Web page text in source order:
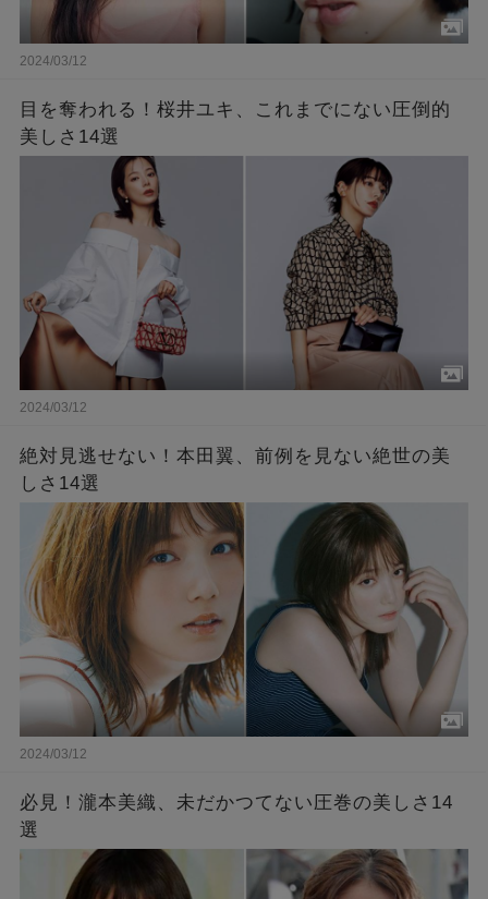
2024/03/12
目を奪われる！桜井ユキ、これまでにない圧倒的
美しさ14選
2024/03/12
絶対見逃せない！本田翼、前例を見ない絶世の美
しさ14選
2024/03/12
必見！瀧本美織、未だかつてない圧巻の美しさ14
選